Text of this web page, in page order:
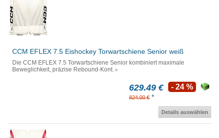
CCM EFLEX 7.5 Eishockey Torwartschiene Senior weiß
Die CCM EFLEX 7.5 Torwartschiene Senior kombiniert maximale
Beweglichkeit, präzise Rebound-Kont.
629.49 €
824.00 € *
- 24 %
Details auswählen